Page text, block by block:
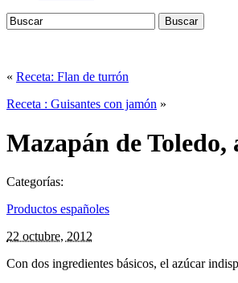
Buscar
« Receta: Flan de turrón
Receta : Guisantes con jamón »
Mazapán de
Categorías:
Productos españoles
22 octubre, 2012
Con dos ingredientes básicos, el azúcar